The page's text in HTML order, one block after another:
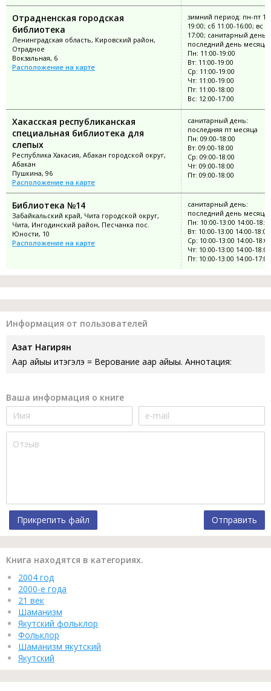
Отрадненская городская
библиотека
Ленинградская область, Кировский район,
Отрадное
Вокзальная, 6
Расположение на карте
зимний период: пн-пт
19:00; сб 11:00-16:00; вс
17:00; санитарный день:
последний день месяца
Пн: 11:00-19:00
Вт: 11:00-19:00
Ср: 11:00-19:00
Чт: 11:00-19:00
Пт: 11:00-18:00
Вс: 12:00-17:00
Хакасская республиканская
специальная библиотека для
слепых
Республика Хакасия, Абакан городской округ,
Абакан
Пушкина, 96
Расположение на карте
санитарный день:
последняя пт месяца
Пн: 09:00-18:00
Вт: 09:00-18:00
Ср: 09:00-18:00
Чт: 09:00-18:00
Пт: 09:00-18:00
Библиотека №14
Забайкальский край, Чита городской округ,
Чита, Ингодинский район, Песчанка пос.
Юности, 10
Расположение на карте
санитарный день:
последний день месяца
Пн: 10:00-13:00 14:00-
Вт: 10:00-13:00 14:00-18:00
Ср: 10:00-13:00 14:00-18:00
Чт: 10:00-13:00 14:00-18:00
Пт: 10:00-13:00 14:00-17:00
Информация от пользователей
Азат Нагирян
Аар айыы итэгэлэ = Верование аар айыы. Аннотация:
Ваша информация о книге
Прикрепить файл Отправить
Книга находятся в категориях.
2004 год
2000-е года
21 век
Шаманизм
Якутский фольклор
Фольклор
Шаманизм якутский
Якутский